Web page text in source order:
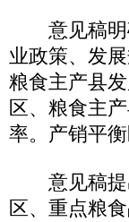
意见稿明
业政策、发
粮食主产县
区、粮食主
率。产销平
意见稿提
区、重点粮